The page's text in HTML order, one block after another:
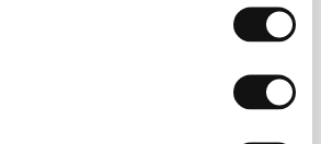
kde později učil, je výrazným
Natočil čtyři
quebecký dokument roku za titul